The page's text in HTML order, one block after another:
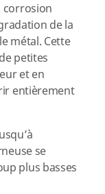
corrosion
de la
métal. Cette
petites
et en
entièrement
se
plus basses